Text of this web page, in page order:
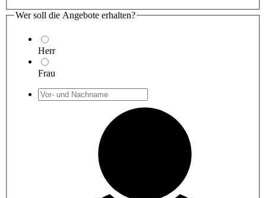
Wer soll die Angebote erhalten?
Herr
Frau